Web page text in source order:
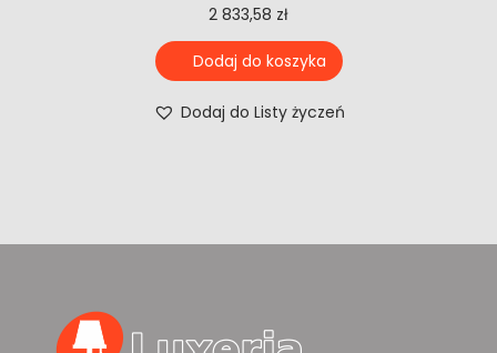
2 833,58 zł
Dodaj do koszyka
Dodaj do Listy życzeń